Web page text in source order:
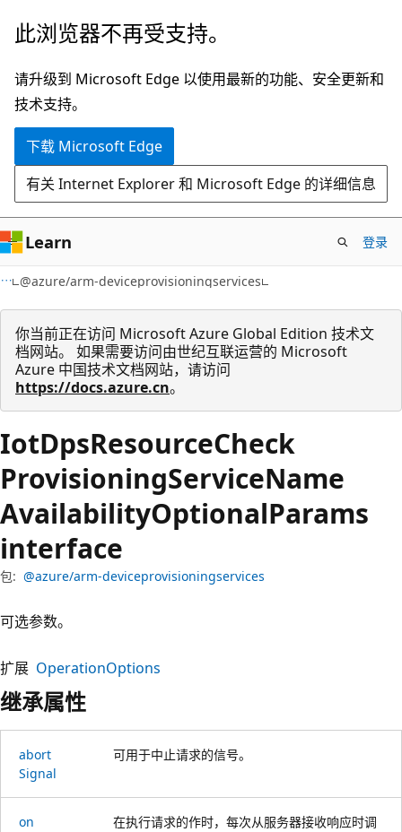
跳
主
要
内
跳
页
内
导
此浏览器不再受支持。
请升级到 Microsoft Edge 以使用最新的功能、安全更新和
技术支持。
下载 Microsoft Edge
有关 Internet Explorer 和 Microsoft Edge 的详细信息
Learn 登录
@azure/arm-deviceprovisioningservices
你当前正在访问 Microsoft Azure Global Edition 技术文
档网站。 如果需要访问由世纪互联运营的 Microsoft
Azure 中国技术文档网站，请访问
https://docs.azure.cn。
IotDpsResourceCheck
ProvisioningServiceName
AvailabilityOptionalParams
interface
包: @azure/arm-deviceprovisioningservices
可选参数。
扩展 OperationOptions
继承属性
abort
Signal
可用于中止请求的信号。
on
在执行请求的作时，每次从服务器接收响应时调